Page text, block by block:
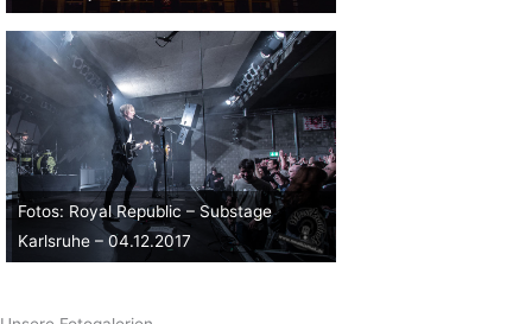
Fotos: Royal Republic – Substage
Karlsruhe – 04.12.2017